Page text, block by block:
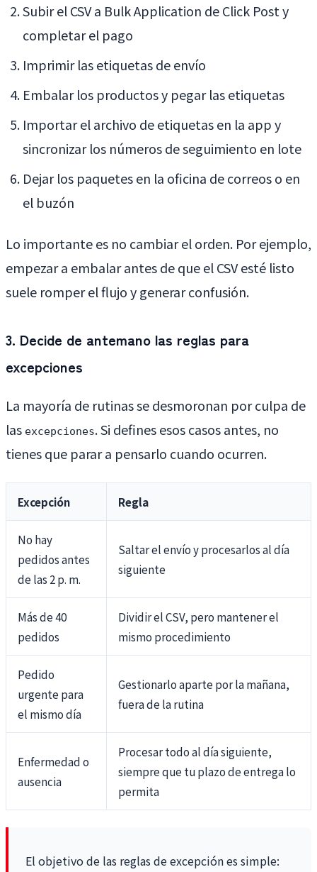
Subir el CSV a Bulk Application de Click Post y
completar el pago
Imprimir las etiquetas de envío
Embalar los productos y pegar las etiquetas
Importar el archivo de etiquetas en la app y
sincronizar los números de seguimiento en lote
Dejar los paquetes en la oficina de correos o en
el buzón
Lo importante es no cambiar el orden. Por ejemplo,
empezar a embalar antes de que el CSV esté listo
suele romper el flujo y generar confusión.
3. Decide de antemano las reglas para
excepciones
La mayoría de rutinas se desmoronan por culpa de
las excepciones. Si defines esos casos antes, no
tienes que parar a pensarlo cuando ocurren.
Excepción Regla
No hay
pedidos antes
de las 2 p. m.
Saltar el envío y procesarlos al día
siguiente
Más de 40
pedidos
Dividir el CSV, pero mantener el
mismo procedimiento
Pedido
urgente para
el mismo día
Gestionarlo aparte por la mañana,
fuera de la rutina
Enfermedad o
ausencia
Procesar todo al día siguiente,
siempre que tu plazo de entrega lo
permita
El objetivo de las reglas de excepción es simple: